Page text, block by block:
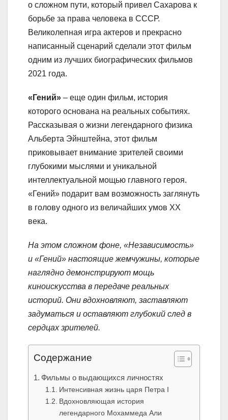
о сложном пути, который привел Сахарова к
борьбе за права человека в СССР.
Великолепная игра актеров и прекрасно
написанный сценарий сделали этот фильм
одним из лучших биографических фильмов
2021 года.
«Гений» – еще один фильм, история
которого основана на реальных событиях.
Рассказывая о жизни легендарного физика
Альберта Эйнштейна, этот фильм
приковывает внимание зрителей своими
глубокими мыслями и уникальной
интеллектуальной мощью главного героя.
«Гений» подарит вам возможность заглянуть
в голову одного из величайших умов XX
века.
На этом сложном фоне, «Независимость»
и «Гений» настоящие жемчужины, которые
наглядно демонстрируют мощь
киноискусства в передаче реальных
историй. Они вдохновляют, заставляют
задуматься и оставляют глубокий след в
сердцах зрителей.
Содержание
Фильмы о выдающихся личностях
Интенсивная жизнь царя Петра I
Вдохновляющая история
легендарного Мохаммеда Али